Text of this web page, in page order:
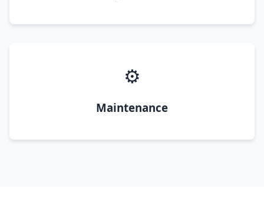
⚙️
Maintenance